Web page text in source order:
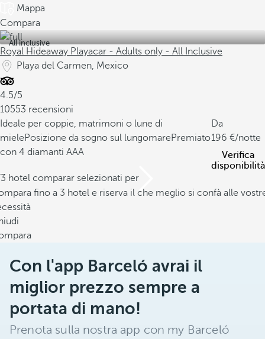
Mappa
Compara
All inclusive
Royal Hideaway Playacar - Adults only - All Inclusive
Playa del Carmen, Mexico
4.5/5
10553 recensioni
Ideale per coppie, matrimoni o lune di
mielePosizione da sogno sul lungomarePremiato
con 4 diamanti AAA
Da
196
/notte
Verifica
disponibilità
hotel comparar selezionati per
fino a 3 hotel e riserva il che meglio si confà alle
Con l'app Barceló avrai il
miglior prezzo sempre a
portata di mano!
Prenota sulla nostra app con my Barceló